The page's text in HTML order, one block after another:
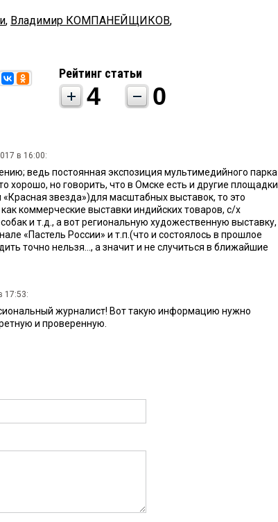
, Владимир КОМПАНЕЙЩИКОВ,
Рейтинг статьи
4 0
в 16:00:
ведь постоянная экспозиция мультимедийного парка
хорошо, но говорить, что в Омске есть и другие площадки
звезда»)для масштабных выставок, то это
коммерческие выставки индийских товаров, с/х
и т.д., а вот региональную художественную выставку,
«Пастель России» и т.п.(что и состоялось в прошлое
точно нельзя..., а значит и не случиться в ближайшие
17:53:
журналист! Вот такую информацию нужно
и проверенную.